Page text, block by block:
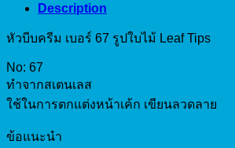
Description
หัวบีบครีม เบอร์ 67 รูปใบไม้ Leaf Tips
No: 67
ทำจากสเตนเลส
ใช้ในการตกแต่งหน้าเค้ก เขียนลวดลาย
ข้อแนะนำ